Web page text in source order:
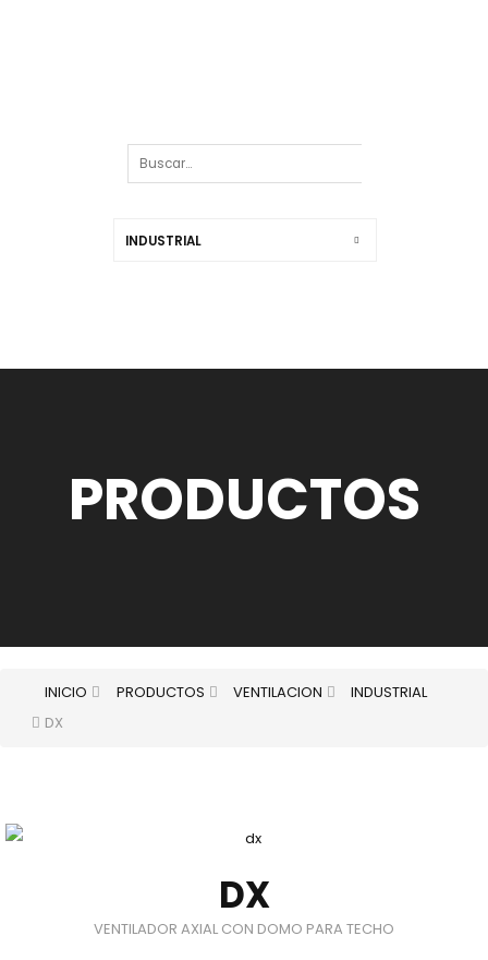
INDUSTRIAL
PRODUCTOS
INICIO PRODUCTOS VENTILACION
INDUSTRIAL
DX
DX
VENTILADOR AXIAL CON DOMO PARA TECHO